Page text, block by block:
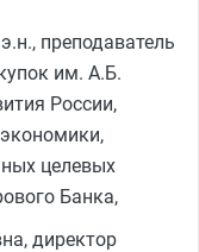
преподаватель
им. А.Б.
России,
целевых
Банка,
директор